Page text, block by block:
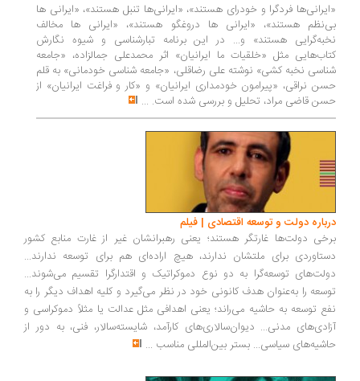
«ایرانی‌ها فردگرا و خودرای هستند»، «ایرانی‌ها تنبل هستند»، «ایرانی ها
بی‌نظم هستند»، «ایرانی ها دروغگو هستند»، «ایرانی ها مخالف
نخبه‌گرایی هستند» و... در این برنامه تبارشناسی و شیوه نگارش
کتاب‌هایی مثل «خلقیات ما ایرانیان» اثر محمدعلی جمالزاده، «جامعه
شناسی نخبه کشی» نوشته علی رضاقلی، «جامعه شناسی خودمانی» به قلم
حسن نراقی، «پیرامون خودمداری ایرانیان» و «کار و فراغت ایرانیان» از
حسن قاضی مراد، تحلیل و بررسی شده است. ...
درباره دولت و توسعه اقتصادی | فیلم
برخی دولت‌ها غارتگر هستند؛ یعنی رهبرانشان غیر از غارت منابع کشور
دستاوردی برای ملتشان ندارند، هیچ اراده‌ای هم برای توسعه ندارند...
دولت‌های توسعه‌گرا به دو نوع دموکراتیک و اقتدارگرا تقسیم می‌شوند...
توسعه را به‌عنوان هدف کانونی خود در نظر می‌گیرد و کلیه اهداف دیگر را به
نفع توسعه به حاشیه می‌راند؛ یعنی اهدافی مثل عدالت یا مثلاً دموکراسی و
آزادی‌های مدنی... دیوان‌سالاری‌های کارآمد، شایسته‌سالار، فنی، به دور از
حاشیه‌های سیاسی... بستر بین‌المللی مناسب ...